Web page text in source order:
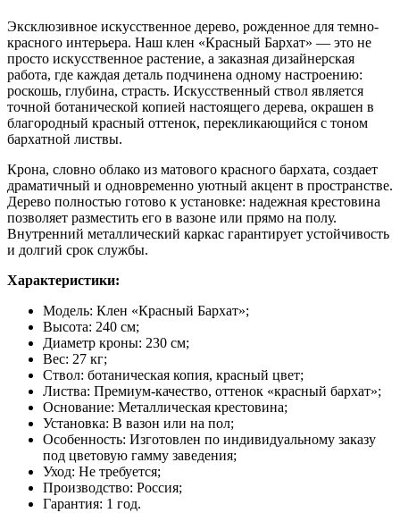
Эксклюзивное искусственное дерево, рожденное для темно-
красного интерьера. Наш клен «Красный Бархат» — это не
просто искусственное растение, а заказная дизайнерская
работа, где каждая деталь подчинена одному настроению:
роскошь, глубина, страсть. Искусственный ствол является
точной ботанической копией настоящего дерева, окрашен в
благородный красный оттенок, перекликающийся с тоном
бархатной листвы.
Крона, словно облако из матового красного бархата, создает
драматичный и одновременно уютный акцент в пространстве.
Дерево полностью готово к установке: надежная крестовина
позволяет разместить его в вазоне или прямо на полу.
Внутренний металлический каркас гарантирует устойчивость
и долгий срок службы.
Характеристики:
Модель: Клен «Красный Бархат»;
Высота: 240 см;
Диаметр кроны: 230 см;
Вес: 27 кг;
Ствол: ботаническая копия, красный цвет;
Листва: Премиум-качество, оттенок «красный бархат»;
Основание: Металлическая крестовина;
Установка: В вазон или на пол;
Особенность: Изготовлен по индивидуальному заказу
под цветовую гамму заведения;
Уход: Не требуется;
Производство: Россия;
Гарантия: 1 год.